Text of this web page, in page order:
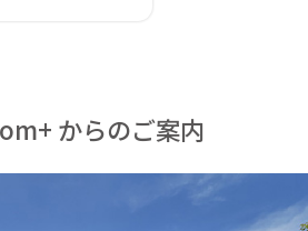
からのご案内